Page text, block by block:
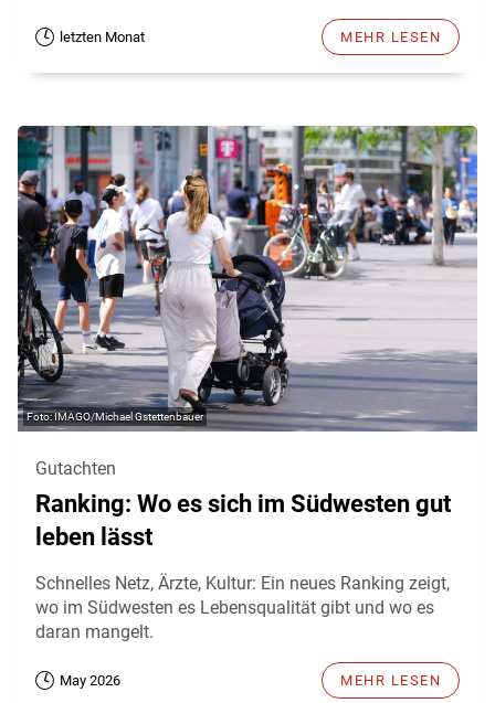
letzten Monat MEHR LESEN
IMAGO/Michael Gstettenbauer
Gutachten
Ranking: Wo es sich im Südwesten gut
leben lässt
Schnelles Netz, Ärzte, Kultur: Ein neues Ranking zeigt,
wo im Südwesten es Lebensqualität gibt und wo es
daran mangelt.
May 2026 MEHR LESEN